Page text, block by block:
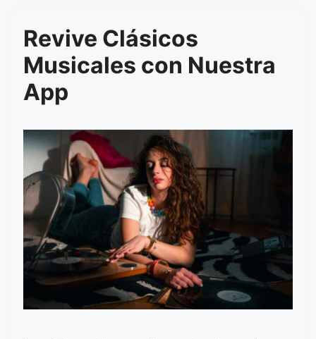
Revive Clásicos
Musicales con Nuestra
App